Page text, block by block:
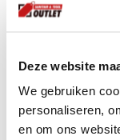
Deze website
We gebruiken
personaliseren,
en om ons